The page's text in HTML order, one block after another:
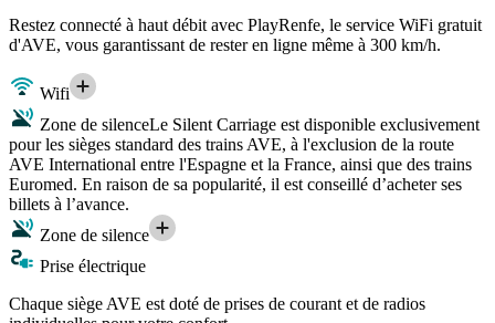
Restez connecté à haut débit avec PlayRenfe, le service WiFi gratuit
d'AVE, vous garantissant de rester en ligne même à 300 km/h.
Wifi
Zone de silenceLe Silent Carriage est disponible exclusivement
pour les sièges standard des trains AVE, à l'exclusion de la route
AVE International entre l'Espagne et la France, ainsi que des trains
Euromed. En raison de sa popularité, il est conseillé d’acheter ses
billets à l’avance.
Zone de silence
Prise électrique
Chaque siège AVE est doté de prises de courant et de radios